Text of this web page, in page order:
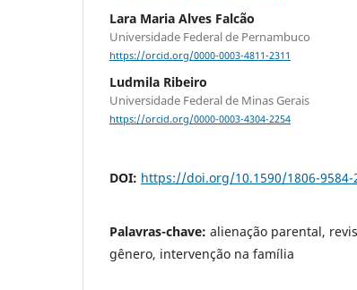
Lara Maria Alves Falcão
Universidade Federal de Pernambuco
https://orcid.org/0000-0003-4811-2311
Ludmila Ribeiro
Universidade Federal de Minas Gerais
https://orcid.org/0000-0003-4304-2254
DOI: https://doi.org/10.1590/1806-9584-
Palavras-chave: alienação parental,
gênero, intervenção na família